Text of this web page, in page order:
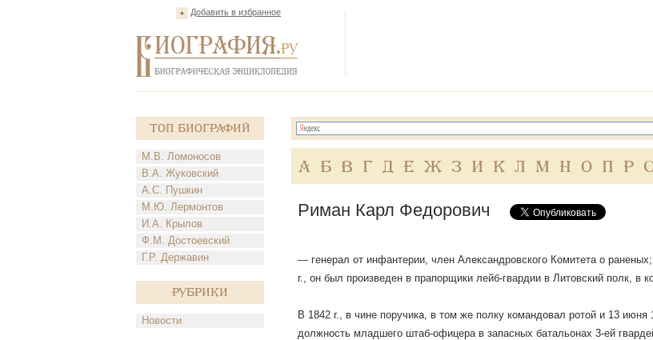
Добавить в избранное
Топ Биографий
М.В. Ломоносов
В.А. Жуковский
А.С. Пушкин
М.Ю. Лермонтов
И.А. Крылов
Ф.М. Достоевский
Г.Р. Державин
Рубрики
Новости
А Б В Г Д Е Ж З И К Л М Н О П Р
Риман Карл Федорович
— генерал от инфантерии, член Александровского Комитета о
г., он был произведен в прапорщики лейб-гвардии в Литовский полк,
В 1842 г., в чине поручика, в том же полку командовал ротой и 13
должность младшего штаб-офицера в запасных батальонах 3-ей